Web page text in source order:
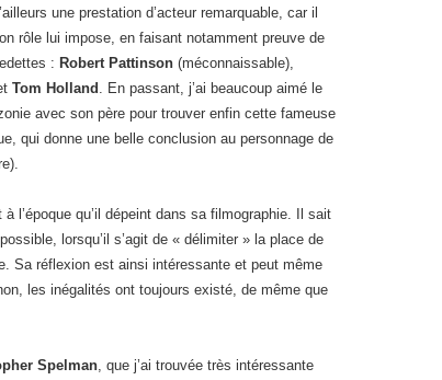
une prestation d’acteur remarquable, car il
rôle lui impose, en faisant notamment preuve de
: Robert Pattinson (méconnaissable),
Tom Holland
. En passant, j’ai beaucoup aimé le
avec son père pour trouver enfin cette fameuse
qui donne une belle conclusion au personnage de
l’époque qu’il dépeint dans sa filmographie. Il sait
lorsqu’il s’agit de « délimiter » la place de
Sa réflexion est ainsi intéressante et peut même
les inégalités ont toujours existé, de même que
Spelman , que j’ai trouvée très intéressante